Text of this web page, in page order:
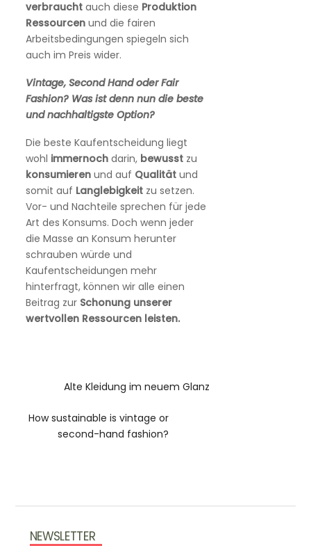
verbrauchtauch diese Produktion
Ressourcenund die fairen
Arbeitsbedingungen spiegeln sich
auch im Preis wider.
Vintage, Second Hand oder Fair
Fashion? Was ist denn nun die beste
und nachhaltigste Option?
Die beste Kaufentscheidung liegt
wohl immernochdarin, bewusstzu
konsumierenund auf Qualitätund
somit auf Langlebigkeitzu setzen.
Vor- und Nachteile sprechen für jede
Art des Konsums. Doch wenn jeder
die Masse an Konsum herunter
schrauben würde und
Kaufentscheidungen mehr
hinterfragt, können wir alle einen
Beitrag zur Schonung unserer
wertvollen Ressourcen leisten.
Alte Kleidung im neuem Glanz
How sustainable is vintage or
second-hand fashion?
NEWSLETTER